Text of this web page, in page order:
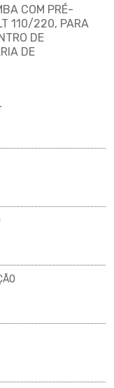
COM PRÉ-
110/220, PARA
DE
DE